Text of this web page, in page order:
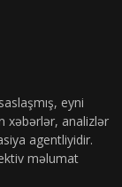
eyni
xəbərlər, analizlər
agentliyidir.
məlumat